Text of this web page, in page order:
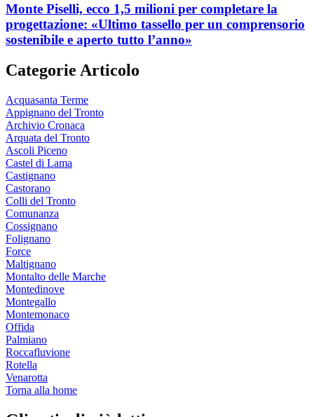
Monte Piselli, ecco 1,5 milioni per completare la
progettazione: «Ultimo tassello per un comprensorio
sostenibile e aperto tutto l’anno»
Categorie Articolo
Acquasanta Terme
Appignano del Tronto
Archivio Cronaca
Arquata del Tronto
Ascoli Piceno
Castel di Lama
Castignano
Castorano
Colli del Tronto
Comunanza
Cossignano
Folignano
Force
Maltignano
Montalto delle Marche
Montedinove
Montegallo
Montemonaco
Offida
Palmiano
Roccafluvione
Rotella
Venarotta
Torna alla home